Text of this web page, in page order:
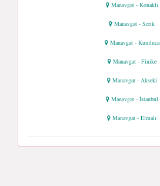
Manavgat - Konaklı
Manavgat - Serik
Manavgat - Kumluca
Manavgat - Finike
Manavgat - Akseki
Manavgat - İstanbul
Manavgat - Elmalı